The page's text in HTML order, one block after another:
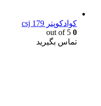
کوادکوپتر csj 179
0
تماس بگیرید